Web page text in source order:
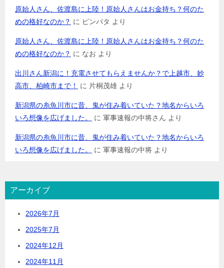
原始人さん、佐渡島に上陸！原始人さんはお金持ち？何のた
めの格好なのか？ に ピンバタ より
原始人さん、佐渡島に上陸！原始人さんはお金持ち？何のた
めの格好なのか？ に なお より
出川さん新潟に！充電させてもらえませんか？で上越市、妙
高市、柏崎市まで！
に 片桐茂雄 より
新潟県の糸魚川市に昔、鬼が住み着いていた？地名からいろ
いろ想像を広げました。
に 軍事速報の中将さん より
新潟県の糸魚川市に昔、鬼が住み着いていた？地名からいろ
いろ想像を広げました。
に 軍事速報の中将 より
アーカイブ
2026年7月
2025年7月
2024年12月
2024年11月